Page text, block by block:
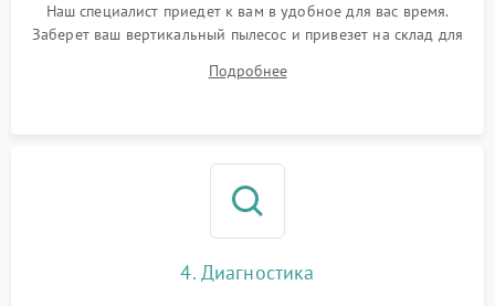
Наш специалист приедет к вам в удобное для вас время.
Заберет ваш вертикальный пылесос и привезет на склад для
Подробнее
4. Диагностика